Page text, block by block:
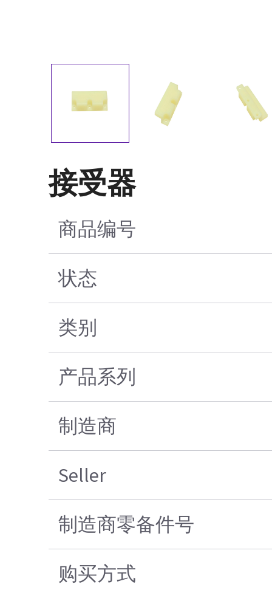
接受器
商品编号
状态
类别
产品系列
制造商
Seller
制造商零备件号
购买方式